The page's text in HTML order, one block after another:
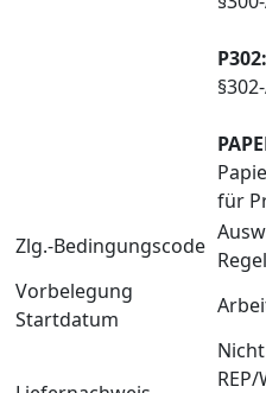
P302:
für
Zlg.-Bedingungscode
Vorbelegung
Startdatum